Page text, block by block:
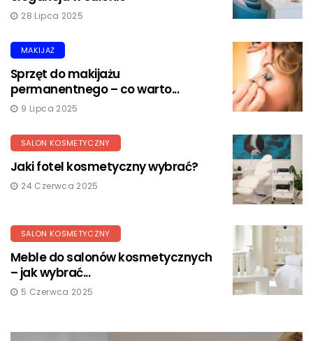
28 Lipca 2025
MAKIJAŻ
Sprzęt do makijażu
permanentnego – co warto...
9 Lipca 2025
SALON KOSMETYCZNY
Jaki fotel kosmetyczny wybrać?
24 Czerwca 2025
SALON KOSMETYCZNY
Meble do salonów kosmetycznych
– jak wybrać...
5 Czerwca 2025